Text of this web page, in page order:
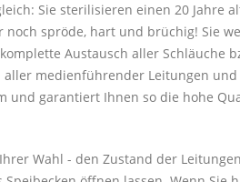
Sie sterilisieren einen 20 Jahre
spröde, hart und brüchig! Sie
Austausch aller Schläuche
aller medienführender Leitungen
und garantiert Ihnen so die hohe
Wahl - den Zustand der